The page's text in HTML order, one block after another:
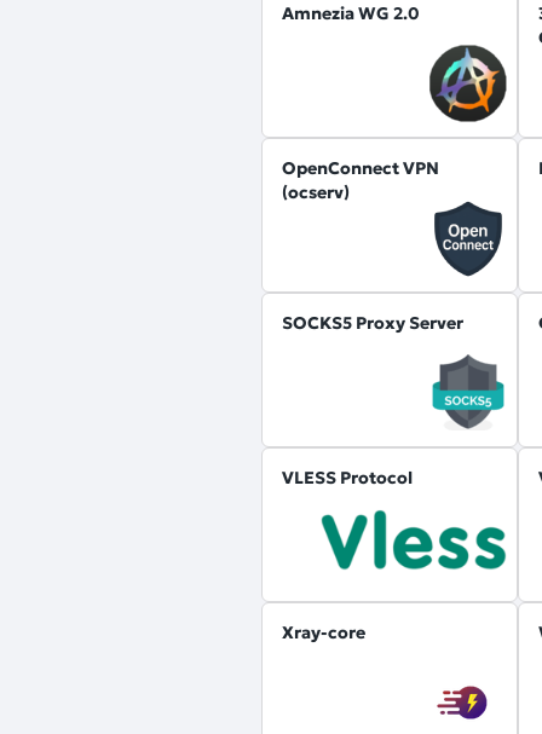
Amnezia WG 2.0
OpenConnect VPN
(ocserv)
SOCKS5 Proxy Server
VLESS Protocol
Xray-core